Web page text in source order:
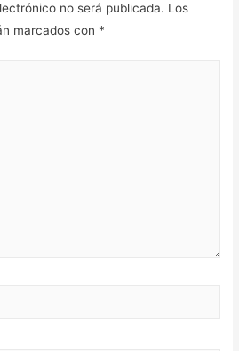
no será publicada. Los
marcados con *